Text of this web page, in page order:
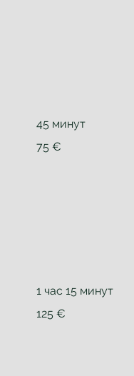
45 минут
евро
75 €
1 час 15 минут
евро
125 €